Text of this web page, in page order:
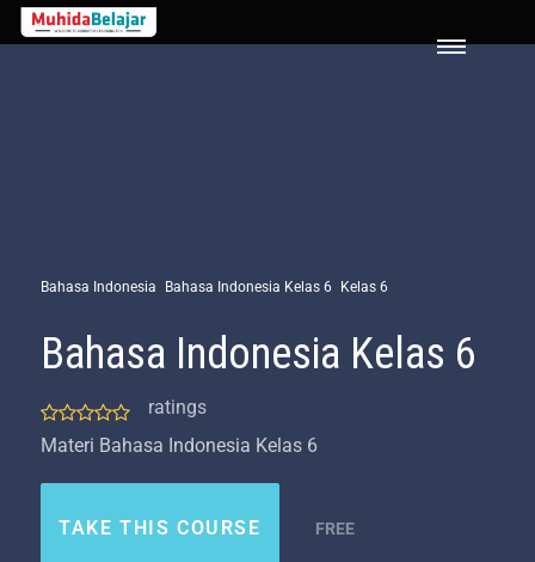
Bahasa Indonesia Bahasa Indonesia Kelas 6 Kelas 6
Bahasa Indonesia Kelas 6
ratings
Materi Bahasa Indonesia Kelas 6
TAKE THIS COURSE FREE